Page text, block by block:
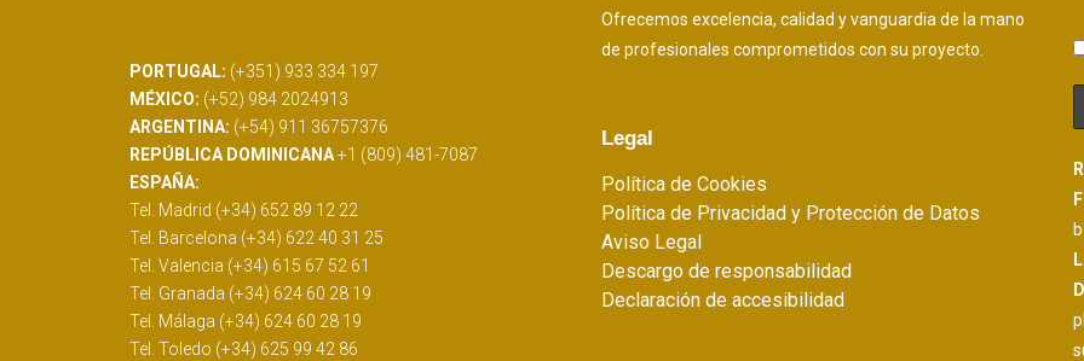
PORTUGAL: (+351) 933 334 197
MÉXICO: (+52) 984 2024913
ARGENTINA: (+54) 911 36757376
REPÚBLICA DOMINICANA+1 (809) 481-7087
ESPAÑA:
Tel. Madrid (+34) 652 89 12 22
Tel. Barcelona (+34) 622 40 31 25
Tel. Valencia (+34) 615 67 52 61
Tel. Granada (+34) 624 60 28 19
Tel. Málaga (+34) 624 60 28 19
Tel. Toledo (+34) 625 99 42 86
Ofrecemos excelencia, calidad y vanguardia de la mano
de profesionales comprometidos con su proyecto.
Legal
Política de Cookies
Política de Privacidad y Protección de Datos
Aviso Legal
Descargo de responsabilidad
Declaración de accesibilidad